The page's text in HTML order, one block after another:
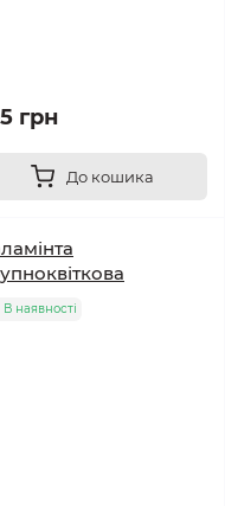
грн
До кошика
В наявності